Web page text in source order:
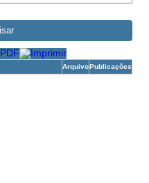
com aPolítica de privacidade
ArquivoPublicações